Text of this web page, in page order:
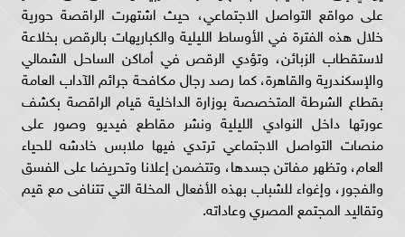
على مواقع التواصل الاجتماعي، حيث اشتهرت الراقصة حورية
خلال هذه الفترة في الأوساط الليلية والكباريهات بالرقص بخلاعة
لاستقطاب الزبائن، وتؤدي الرقص في أماكن الساحل الشمالي
والإسكندرية والقاهرة، كما رصد رجال مكافحة جرائم الآداب العامة
بقطاع الشرطة المتخصصة بوزارة الداخلية قيام الراقصة بكشف
عورتها داخل النوادي الليلية ونشر مقاطع فيديو وصور على
منصات التواصل الاجتماعي ترتدي فيها ملابس خادشه للحياء
العام، وتظهر مفاتن جسدها، وتتضمن إعلانا وتحريضا على الفسق
والفجور، وإغواء للشباب بهذه الأفعال المخلة التي تتنافى مع قيم
وتقاليد المجتمع المصري وعاداته.